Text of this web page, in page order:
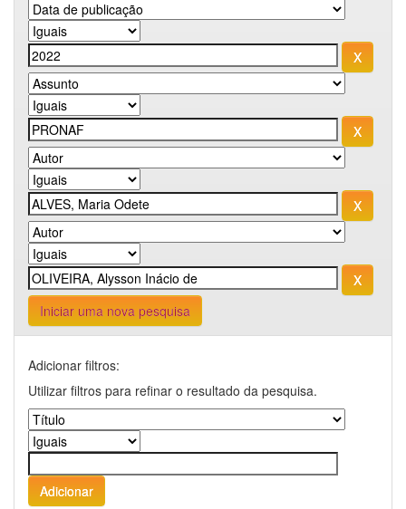
Iniciar uma nova pesquisa
Adicionar filtros:
Utilizar filtros para refinar o resultado da pesquisa.